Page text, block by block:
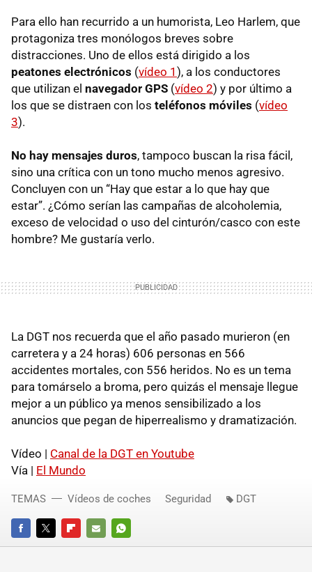
Para ello han recurrido a un humorista, Leo Harlem, que
protagoniza tres monólogos breves sobre
distracciones. Uno de ellos está dirigido a los
peatones electrónicos (vídeo 1 ), a los conductores
que utilizan el navegador GPS (vídeo 2) y por último a
los que se distraen con los teléfonos móviles (vídeo
3).
No hay mensajes duros, tampoco buscan la risa fácil,
sino una crítica con un tono mucho menos agresivo.
Concluyen con un “Hay que estar a lo que hay que
estar”. ¿Cómo serían las campañas de alcoholemia,
exceso de velocidad o uso del cinturón/casco con este
hombre? Me gustaría verlo.
La DGT nos recuerda que el año pasado murieron (en
carretera y a 24 horas) 606 personas en 566
accidentes mortales, con 556 heridos. No es un tema
para tomárselo a broma, pero quizás el mensaje llegue
mejor a un público ya menos sensibilizado a los
anuncios que pegan de hiperrealismo y dramatización.
Vídeo | Canal de la DGT en Youtube
Vía | El Mundo
FACEBOOKTWITTERFLIPBOARD
E-
WHATSAPP
TEMAS Vídeos de coches Seguridad DGT